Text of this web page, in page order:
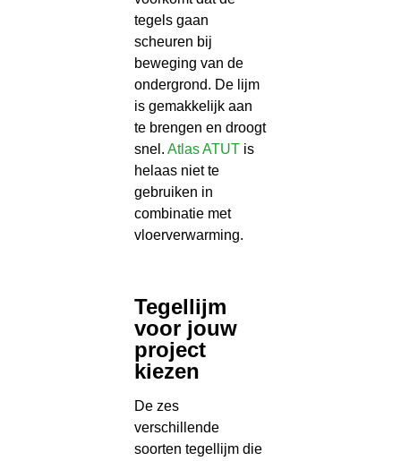
tegels gaan
scheuren bij
beweging van de
ondergrond. De lijm
is gemakkelijk aan
te brengen en droogt
snel. Atlas ATUT is
helaas niet te
gebruiken in
combinatie met
vloerverwarming.
Tegellijm
voor jouw
project
kiezen
De zes
verschillende
soorten tegellijm die